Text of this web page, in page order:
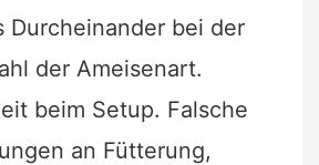
Durcheinander bei der
der Ameisenart.
beim Setup. Falsche
an Fütterung,